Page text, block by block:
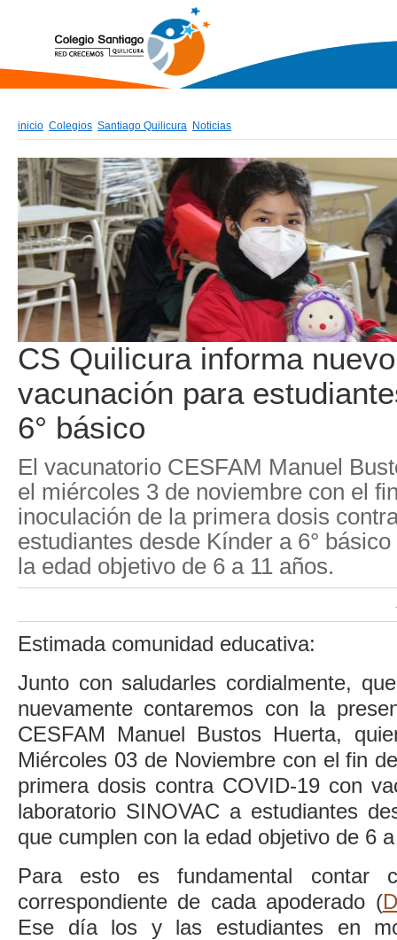
inicio Colegios Santiago Quilicura Noticias
CS Quilicura informa
vacunación para
6° básico
El vacunatorio CESFAM Manuel
el miércoles 3 de noviembre con el
inoculación de la primera dosis
estudiantes desde Kínder a 6°
la edad objetivo de 6 a 11 años.
Estimada comunidad educativa:
Junto con saludarles cordialmente,
nuevamente contaremos con la
CESFAM Manuel Bustos Huerta,
Miércoles 03 de Noviembre con el fin
primera dosis contra COVID-19 con
laboratorio SINOVAC a estudiantes
que cumplen con la edad objetivo de 6
Para esto es fundamental contar
correspondiente de cada apoderado (
Ese día los y las estudiantes en